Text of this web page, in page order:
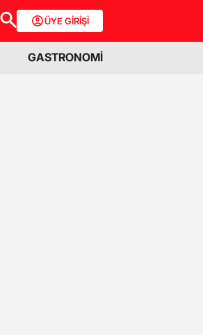
ÜYE GİRİŞİ
GASTRONOMİ